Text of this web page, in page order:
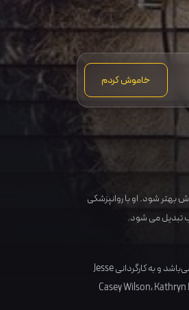
خاموش کردم
بهتر شود. او با روانپزشکی
تبدیل می شود.
و به کارگردانیJesse
Casey Wilson،Kathryn